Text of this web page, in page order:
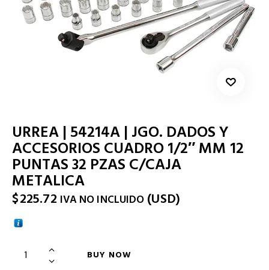
URREA | 54214A | JGO. DADOS Y
ACCESORIOS CUADRO 1/2″ MM 12
PUNTAS 32 PZAS C/CAJA
METALICA
$225.72 IVA NO INCLUIDO (USD)
BUY NOW